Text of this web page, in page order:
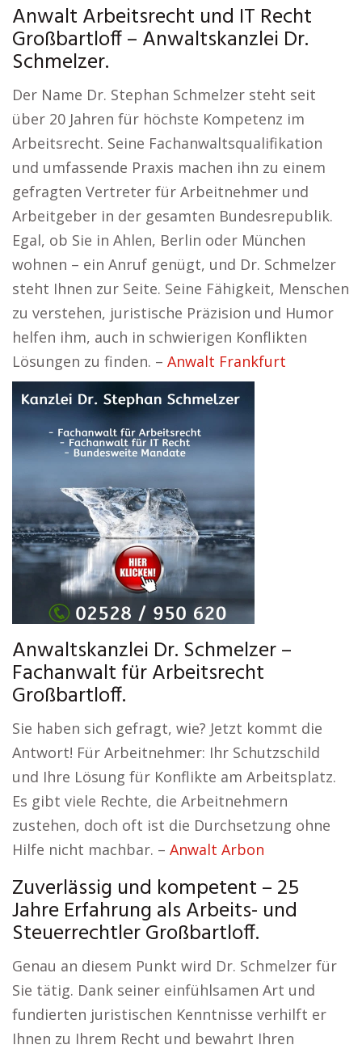
Anwalt Arbeitsrecht und IT Recht
Großbartloff – Anwaltskanzlei Dr.
Schmelzer.
Der Name Dr. Stephan Schmelzer steht seit
über 20 Jahren für höchste Kompetenz im
Arbeitsrecht. Seine Fachanwaltsqualifikation
und umfassende Praxis machen ihn zu einem
gefragten Vertreter für Arbeitnehmer und
Arbeitgeber in der gesamten Bundesrepublik.
Egal, ob Sie in Ahlen, Berlin oder München
wohnen – ein Anruf genügt, und Dr. Schmelzer
steht Ihnen zur Seite. Seine Fähigkeit, Menschen
zu verstehen, juristische Präzision und Humor
helfen ihm, auch in schwierigen Konflikten
Lösungen zu finden. – Anwalt Frankfurt
Anwaltskanzlei Dr. Schmelzer –
Fachanwalt für Arbeitsrecht
Großbartloff.
Sie haben sich gefragt, wie? Jetzt kommt die
Antwort! Für Arbeitnehmer: Ihr Schutzschild
und Ihre Lösung für Konflikte am Arbeitsplatz.
Es gibt viele Rechte, die Arbeitnehmern
zustehen, doch oft ist die Durchsetzung ohne
Hilfe nicht machbar. – Anwalt Arbon
Zuverlässig und kompetent – 25
Jahre Erfahrung als Arbeits- und
Steuerrechtler Großbartloff.
Genau an diesem Punkt wird Dr. Schmelzer für
Sie tätig. Dank seiner einfühlsamen Art und
fundierten juristischen Kenntnisse verhilft er
Ihnen zu Ihrem Recht und bewahrt Ihren